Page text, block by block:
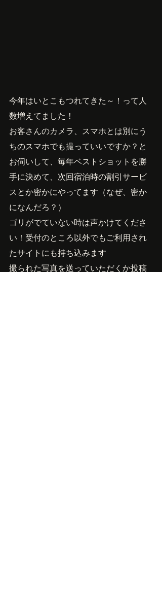
今年はいとこもつれてきた～！って人
数増えてました！
お客さんのカメラ、スマホとは別にう
ちのスマホでも撮っていいですか？と
お伺いして、毎年ベストショットを勝
手に決めて、次回宿泊時の割引サービ
スとか密かにやってます（なぜ、密か
になんだろ？）
ゴリがでていない時は声かけてくださ
い！受付のところ以外でもご利用され
たサイトにも持ち込みます
撮られた写真を送っていただくか投稿